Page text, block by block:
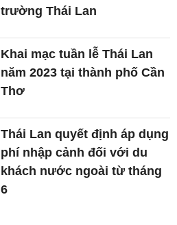
trường Thái Lan
Khai mạc tuần lễ Thái Lan
năm 2023 tại thành phố Cần
Thơ
Thái Lan quyết định áp dụng
phí nhập cảnh đối với du
khách nước ngoài từ tháng
6